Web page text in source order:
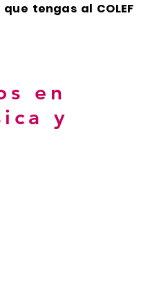
tengas al COLEF
en
y